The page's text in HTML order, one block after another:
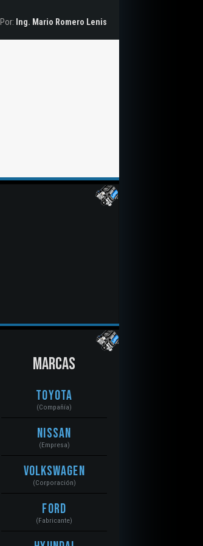
Por: Ing. Mario Romero Lenis
MARCAS
Toyota
(Compañía)
Nissan
(Empresa)
Volkswagen
(Corporación)
Ford
(Fabricante)